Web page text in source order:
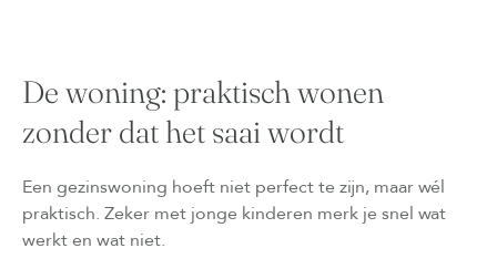
De woning: praktisch wonen
zonder dat het saai wordt
Een gezinswoning hoeft niet perfect te zijn, maar wél
praktisch. Zeker met jonge kinderen merk je snel wat
werkt en wat niet.